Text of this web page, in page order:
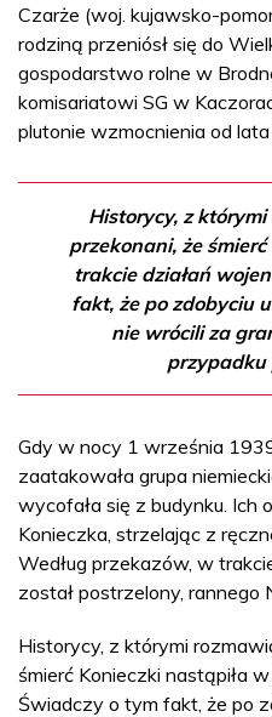
Czarże (woj. kujawsko-
rodziną przeniósł się do
gospodarstwo rolne w
komisariatowi SG w
plutonie wzmocnienia od
Historycy, z którymi
przekonani, że
trakcie działań
fakt, że po zdobyciu
nie wrócili za
przypadku
Gdy w nocy 1 września
zaatakowała grupa
wycofała się z budynku. Ich
Konieczka, strzelając z
Według przekazów, w
został postrzelony, rannego
Historycy, z którymi
śmierć Konieczki nastąpiła
Świadczy o tym fakt, że po